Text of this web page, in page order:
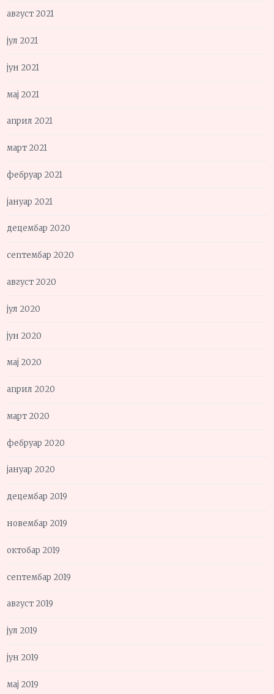
август 2021
јул 2021
јун 2021
мај 2021
април 2021
март 2021
фебруар 2021
јануар 2021
децембар 2020
септембар 2020
август 2020
јул 2020
јун 2020
мај 2020
април 2020
март 2020
фебруар 2020
јануар 2020
децембар 2019
новембар 2019
октобар 2019
септембар 2019
август 2019
јул 2019
јун 2019
мај 2019